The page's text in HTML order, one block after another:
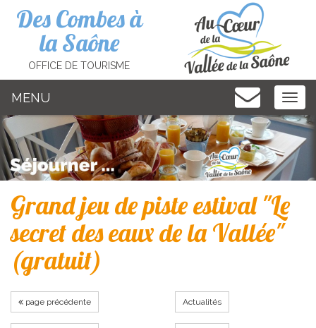
Des Combes à
la Saône
OFFICE DE TOURISME
MENU
Grand jeu de piste estival "Le
secret des eaux de la Vallée"
(gratuit)
page précédente Actualités